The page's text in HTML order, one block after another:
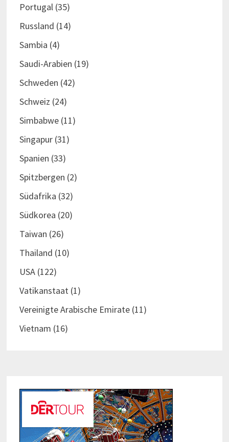
Portugal(35)
Russland (14)
Sambia (4)
Saudi-Arabien (19)
Schweden (42)
Schweiz (24)
Simbabwe(11)
Singapur(31)
Spanien (33)
Spitzbergen (2)
Südafrika (32)
Südkorea (20)
Taiwan (26)
Thailand (10)
USA(122)
Vatikanstaat(1)
Vereinigte Arabische Emirate(11)
Vietnam (16)